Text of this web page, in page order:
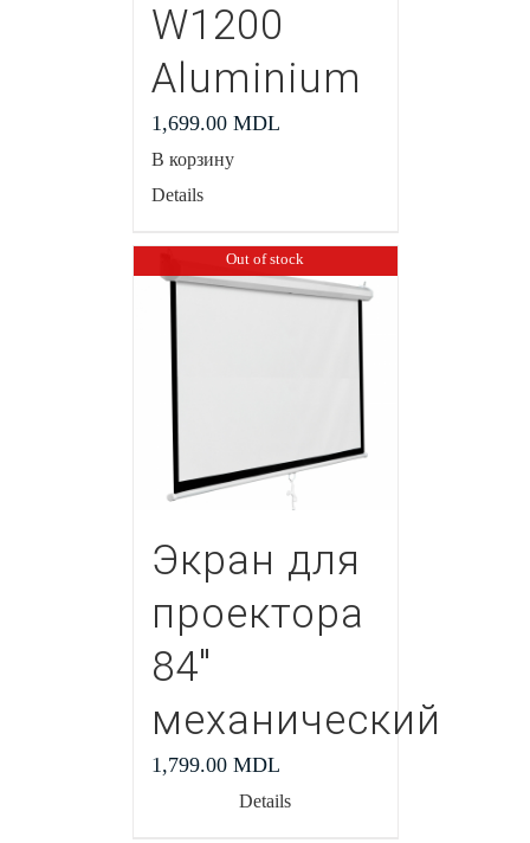
W1200
Aluminium
1,699.00 MDL
В корзину
Details
Out of stock
Экран для
проектора
84″
механический
1,799.00 MDL
Details